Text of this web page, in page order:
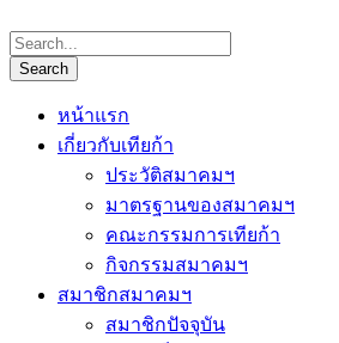
หน้าแรก
เกี่ยวกับเทียก้า
ประวัติสมาคมฯ
มาตรฐานของสมาคมฯ
คณะกรรมการเทียก้า
กิจกรรมสมาคมฯ
สมาชิกสมาคมฯ
สมาชิกปัจจุบัน